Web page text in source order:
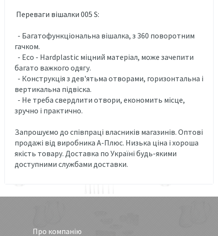
Переваги вішалки 005 S:
- Багатофункціональна вішалка, з 360 поворотним
гачком.
- Eco - Hardplastic міцний матеріал, може зачепити
багато важкого одягу.
- Конструкція з дев'ятьма отворами, горизонтальна і
вертикальна підвіска.
- Не треба свердлити отвори, економить місце,
зручно і практично.
Запрошуємо до співпраці власників магазинів. Оптові
продажі від виробника А-Плюс. Низька ціна і хороша
якість товару. Доставка по Україні будь-якими
доступними службами доставки.
Про компанію